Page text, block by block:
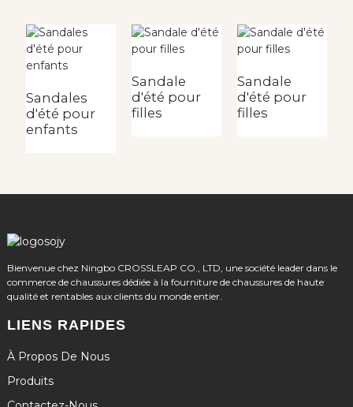
Sandales
d'été pour
enfants
Sandale
d'été pour
filles
Sandale
d'été pour
filles
Bienvenue chez Ningbo CROSSLEAP CO., LTD, une société leader dans le
commerce de chaussures dédiée à la fourniture de chaussures de haute
qualité et rentables aux clients du monde entier.
LIENS RAPIDES
À Propos De Nous
Produits